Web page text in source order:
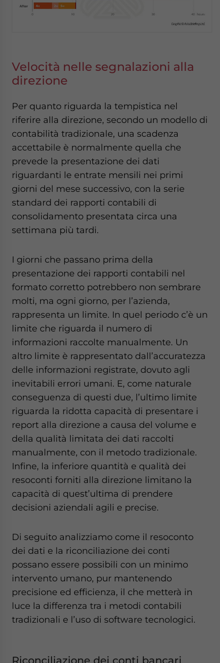
Velocità nelle segnalazioni alla
direzione
Per quanto riguarda la tempistica nel
riferire alla direzione, secondo un modello di
contabilità tradizionale, una scadenza
accettabile è normalmente quella che
prevede la presentazione dei dati
riguardanti le entrate mensili nei primi
giorni del mese successivo, con la serie
standard dei rapporti contabili di
consolidamento presentata circa una
settimana più tardi.
I giorni che passano prima della
presentazione dei rapporti contabili nel
formato corretto potrebbero non sembrare
molti, ma ogni giorno, per l’azienda,
rappresenta un limite. In quel periodo c’è un
limite che riguarda il numero di
informazioni raccolte manualmente. Un
altro limite è rappresentato dall’accuratezza
delle informazioni registrate, dovuto agli
inevitabili errori umani. E, come naturale
conseguenza di questi due, l’ultimo limite
riguarda la ridotta capacità di presentare i
report alla direzione a causa del volume e
della qualità limitata dei dati raccolti
manualmente, con il metodo tradizionale.
Infine, la inferiore quantità e qualità dei
resoconti forniti alla direzione limitano la
capacità di quest’ultima di prendere
decisioni aziendali agili e precise.
Di seguito analizziamo come il resoconto
dei dati e la riconciliazione dei conti
possano essere possibili con un minimo
intervento umano, pur mantenendo
precisione ed efficienza, il che metterà in
luce la differenza tra i metodi contabili
tradizionali e l’uso di software tecnologici.
Riconciliazione dei conti bancari